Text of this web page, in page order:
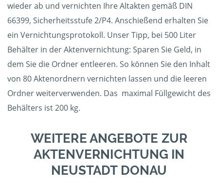
wieder ab und vernichten Ihre Altakten gemäß DIN
66399, Sicherheitsstufe 2/P4. Anschießend erhalten Sie
ein Vernichtungsprotokoll. Unser Tipp, bei 500 Liter
Behälter in der Aktenvernichtung: Sparen Sie Geld, in
dem Sie die Ordner entleeren. So können Sie den Inhalt
von 80 Aktenordnern vernichten lassen und die leeren
Ordner weiterverwenden. Das maximal Füllgewicht des
Behälters ist 200 kg.
WEITERE ANGEBOTE ZUR
AKTENVERNICHTUNG IN
NEUSTADT DONAU